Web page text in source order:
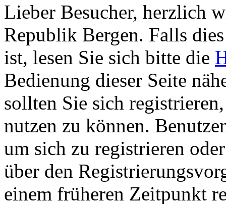
Lieber Besucher, herzlich
Republik Bergen. Falls
ist, lesen Sie sich bitte die
Bedienung dieser Seite
sollten Sie sich
nutzen zu können.
um sich zu registrieren
über den
einem früheren Zeitpunkt